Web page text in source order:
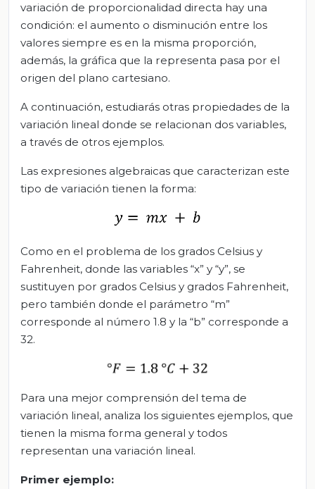
variación de proporcionalidad directa hay una
condición: el aumento o disminución entre los
valores siempre es en la misma proporción,
además, la gráfica que la representa pasa por el
origen del plano cartesiano.
A continuación, estudiarás otras propiedades de la
variación lineal donde se relacionan dos variables,
a través de otros ejemplos.
Las expresiones algebraicas que caracterizan este
tipo de variación tienen la forma:
Como en el problema de los grados Celsius y
Fahrenheit, donde las variables “x” y “y”, se
sustituyen por grados Celsius y grados Fahrenheit,
pero también donde el parámetro “m”
corresponde al número 1.8 y la “b” corresponde a
32.
Para una mejor comprensión del tema de
variación lineal, analiza los siguientes ejemplos, que
tienen la misma forma general y todos
representan una variación lineal.
Primer ejemplo: